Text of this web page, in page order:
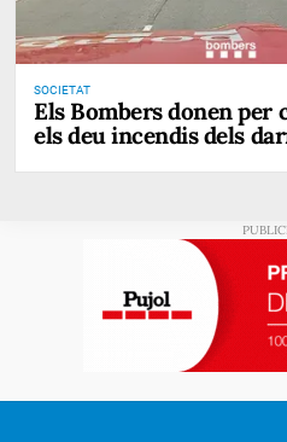
SOCIETAT
Els Bombers donen
els deu incendis dels